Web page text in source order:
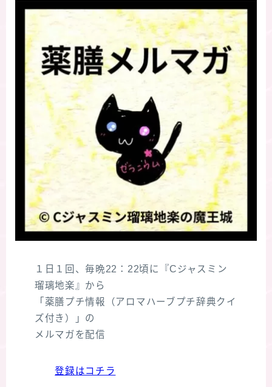
１日１回、毎晩22：22頃に『Cジャスミン
瑠璃地楽』から
「薬膳プチ情報（アロマハーブプチ辞典クイ
ズ付き）」の
メルマガを配信
登録はコチラ